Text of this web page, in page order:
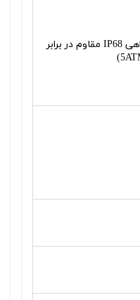
هست/ دارای گواهی IP68 مقاوم در برابر